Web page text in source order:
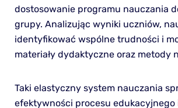
dostosowanie programu nauczania
grupy. Analizując wyniki uczniów,
identyfikować wspólne trudności i
materiały dydaktyczne oraz metody
Taki elastyczny system nauczania
efektywności procesu edukacyjnego